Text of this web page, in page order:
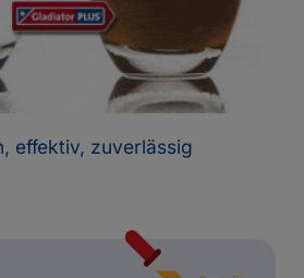
effektiv, zuverlässig